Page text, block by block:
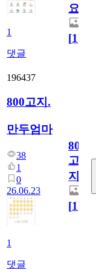
1
댓글
요)
[1]
196437
800고지.
만두엄마
38
1
0
26.06.23
1
댓글
800
고
지.
[1]